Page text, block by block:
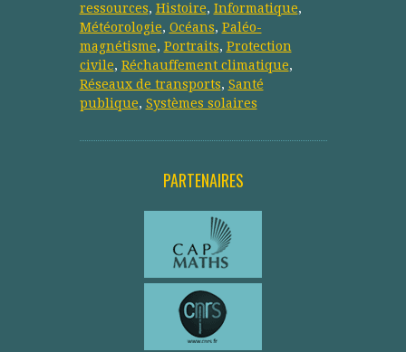
ressources, Histoire, Informatique,
Météorologie, Océans, Paléo-
magnétisme, Portraits, Protection
civile, Réchauffement climatique,
Réseaux de transports, Santé
publique, Systèmes solaires
PARTENAIRES